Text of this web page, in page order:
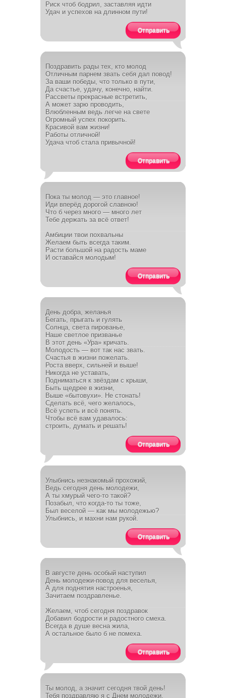
Риск чтоб бодрил, заставляя идти
Удач и успехов на длинном пути!
Отправить
Поздравить рады тех, кто молод
Отличным парнем звать себя дал повод!
За ваши победы, что только в пути,
Да счастье, удачу, конечно, найти.
Рассветы прекрасные встретить,
А может зарю проводить,
Влюбленным ведь легче на свете
Огромный успех покорить.
Красивой вам жизни!
Работы отличной!
Удача чтоб стала привычной!
Отправить
Пока ты молод — это главное!
Иди вперёд дорогой славною!
Что б через много — много лет
Тебе держать за всё ответ!
Амбиции твои похвальны
Желаем быть всегда таким.
Расти большой на радость маме
И оставайся молодым!
Отправить
День добра, желанья
Бегать, прыгать и гулять
Солнца, света пированье,
Наше светлое призванье
В этот день «Ура» кричать.
Молодость — вот так нас звать.
Счастья в жизни пожелать.
Роста вверх, сильней и выше!
Никогда не уставать,
Подниматься к звёздам с крыши,
Быть щедрее в жизни,
Выше «бытовухи». Не стонать!
Сделать всё, чего желалось,
Всё успеть и всё понять.
Чтобы всё вам удавалось:
строить, думать и решать!
Отправить
Улыбнись незнакомый прохожий,
Ведь сегодня день молодежи,
А ты хмурый чего-то такой?
Позабыл, что когда-то ты тоже,
Был веселой — как мы молодежью?
Улыбнись, и махни нам рукой.
Отправить
В августе день особый наступил
День молодежи-повод для веселья,
А для поднятия настроенья,
Зачитаем поздравленье.
Желаем, чтоб сегодня поздравок
Добавил бодрости и радостного смеха.
Всегда в душе весна жила,
А остальное было б не помеха.
Отправить
Ты молод, а значит сегодня твой день!
Тебя поздравляю я с Днем молодежи.